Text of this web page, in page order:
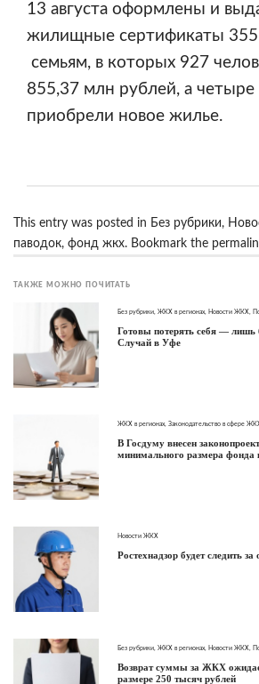
13 августа оформлены и
жилищные сертификаты 355
семьям, в которых 927
855,37 млн рублей, а
приобрели новое жилье.
This entry was posted in Без рубрики,
паводок, фонд жкх. Bookmark the
ТАКЖЕ МОЖНО ПОЧИТАТЬ
Без рубрики ЖКХ в регионах Новости ЖКХ
Готовы потерять себя —
Случай в Уфе
ЖКХ в регионах Законодательство в сфере
В Госдуму внесен
минимального размера фонда
Новости ЖКХ
Ростехнадзор будет следить
Без рубрики ЖКХ в регионах Новости ЖКХ
Возврат суммы за ЖКХ
размере 250 тысяч рублей